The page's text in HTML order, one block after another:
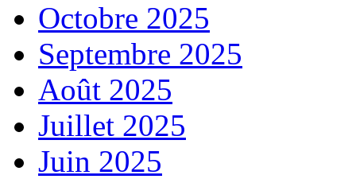
Octobre 2025
Septembre 2025
Août 2025
Juillet 2025
Juin 2025